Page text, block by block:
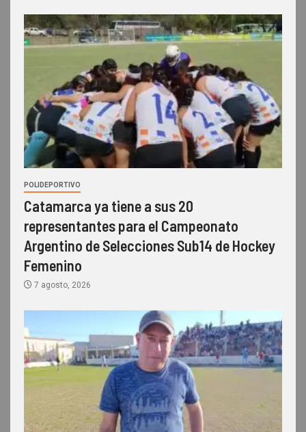
POLIDEPORTIVO
Catamarca ya tiene a sus 20
representantes para el Campeonato
Argentino de Selecciones Sub14 de Hockey
Femenino
7 agosto, 2026